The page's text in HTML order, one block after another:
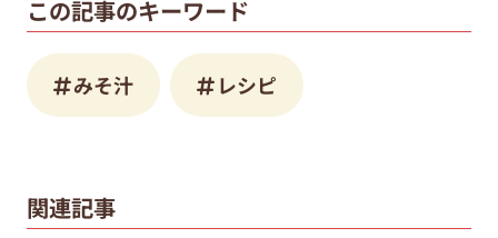
この記事のキーワード
みそ汁 レシピ
関連記事